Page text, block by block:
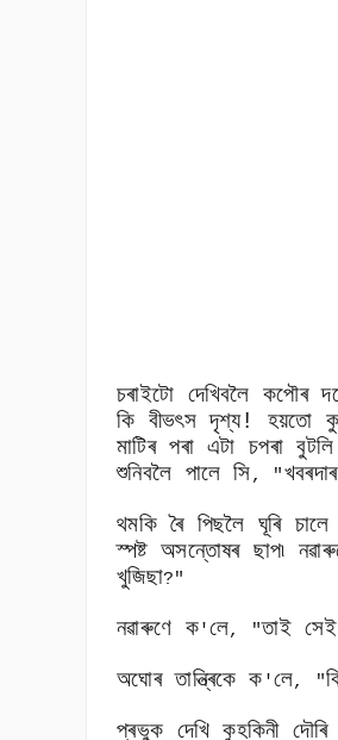
চৰাইটো দেখিবলৈ কপৌৰ
কি বীভৎস দৃশ্য! হয়তো
মাটিৰ পৰা এটা চপৰা
শুনিবলৈ পালে সি, "খবৰদাৰ
থমকি ৰৈ পিছলৈ ঘূৰি
স্পষ্ট অসন্তোষৰ ছাপ৷
খুজিছা?"
নৱাৰুণে ক'লে, "তাই সেই
অঘোৰ তান্ত্ৰিকে ক 'লে, "
প্ৰভুক দেখি কুহকিনী